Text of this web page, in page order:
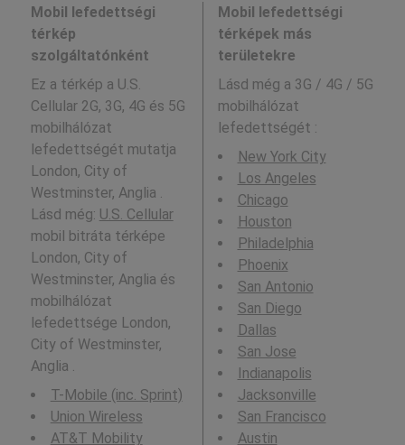
Mobil lefedettségi
térkép
szolgáltatónként
Ez a térkép a U.S.
Cellular 2G, 3G, 4G és 5G
mobilhálózat
lefedettségét mutatja
London, City of
Westminster, Anglia .
Lásd még: U.S. Cellular
mobil bitráta térképe
London, City of
Westminster, Anglia és
mobilhálózat
lefedettsége London,
City of Westminster,
Anglia .
T-Mobile (inc. Sprint)
Union Wireless
AT&T Mobility
Mobil lefedettségi
térképek más
területekre
Lásd még a 3G / 4G / 5G
mobilhálózat
lefedettségét :
New York City
Los Angeles
Chicago
Houston
Philadelphia
Phoenix
San Antonio
San Diego
Dallas
San Jose
Indianapolis
Jacksonville
San Francisco
Austin